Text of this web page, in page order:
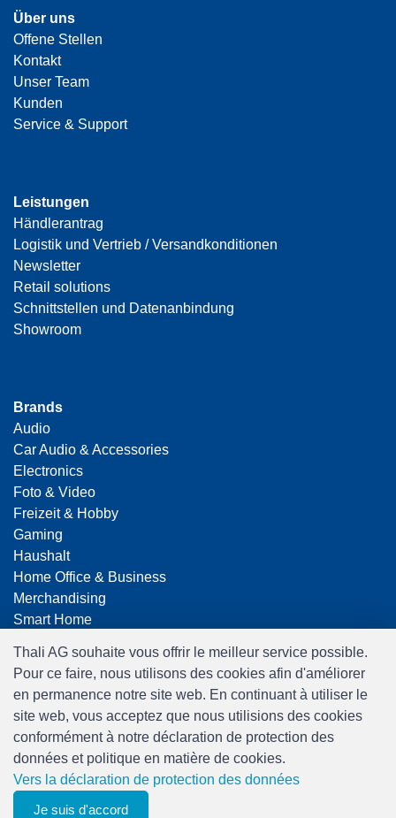
Über uns
Offene Stellen
Kontakt
Unser Team
Kunden
Service & Support
Leistungen
Händlerantrag
Logistik und Vertrieb / Versandkonditionen
Newsletter
Retail solutions
Schnittstellen und Datenanbindung
Showroom
Brands
Audio
Car Audio & Accessories
Electronics
Foto & Video
Freizeit & Hobby
Gaming
Haushalt
Home Office & Business
Merchandising
Smart Home
Travel
Software:
Thali AG souhaite vous offrir le meilleur service possible.
Pour ce faire, nous utilisons des cookies afin d'améliorer
en permanence notre site web. En continuant à utiliser le
site web, vous acceptez que nous utilisions des cookies
conformément à notre déclaration de protection des
données et politique en matière de cookies.
Vers la déclaration de protection des données
Je suis d'accord